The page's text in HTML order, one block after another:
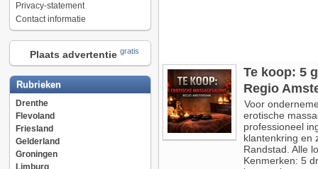
Privacy-statement
Contact informatie
Plaats advertentie gratis
Rubrieken
Drenthe
Flevoland
Friesland
Gelderland
Groningen
Limburg
Te koop: 5
Regio
Voor
erotische
professioneel
klantenkring en
Randstad. Alle
Kenmerken: 5